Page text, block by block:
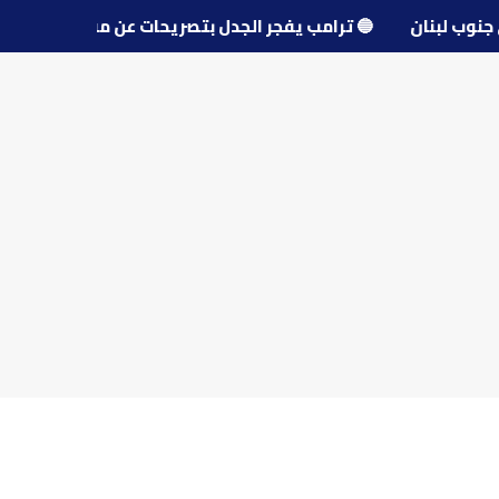
قرى جنوب لبنان 🔵ترامب يفجر الجدل بتصريحات عن